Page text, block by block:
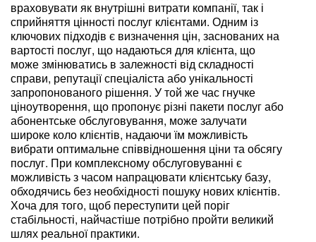
враховувати як внутрішні витрати компанії, так і
сприйняття цінності послуг клієнтами. Одним із
ключових підходів є визначення цін, заснованих на
вартості послуг, що надаються для клієнта, що
може змінюватись в залежності від складності
справи, репутації спеціаліста або унікальності
запропонованого рішення. У той же час гнучке
ціноутворення, що пропонує різні пакети послуг або
абонентське обслуговування, може залучати
широке коло клієнтів, надаючи їм можливість
вибрати оптимальне співвідношення ціни та обсягу
послуг. При комплексному обслуговуванні є
можливість з часом напрацювати клієнтську базу,
обходячись без необхідності пошуку нових клієнтів.
Хоча для того, щоб переступити цей поріг
стабільності, найчастіше потрібно пройти великий
шлях реальної практики.